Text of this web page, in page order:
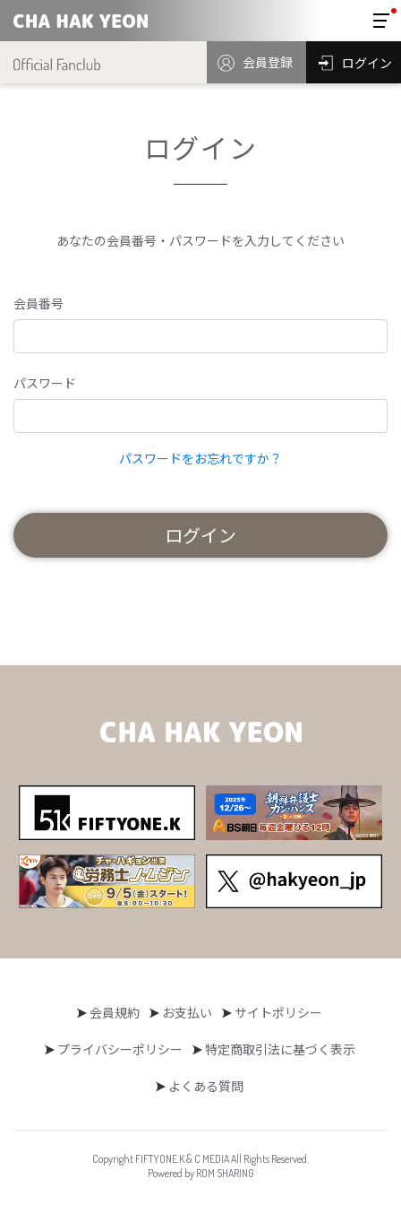
会員登録 ログイン
ログイン
あなたの会員番号・パスワードを入力してください
会員番号
パスワード
パスワードをお忘れですか？
ログイン
会員規約 お支払い サイトポリシー
プライバシーポリシー 特定商取引法に基づく表示
よくある質問
Copyright FIFTYONE.K & C MEDIA All Rights Reserved.
Powered by ROM SHARING